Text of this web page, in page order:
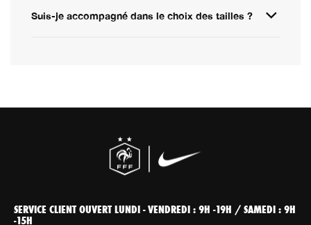
Suis-je accompagné dans le choix des tailles ?
SERVICE CLIENT OUVERT LUNDI - VENDREDI : 9H -19H / SAMEDI : 9H
-15H